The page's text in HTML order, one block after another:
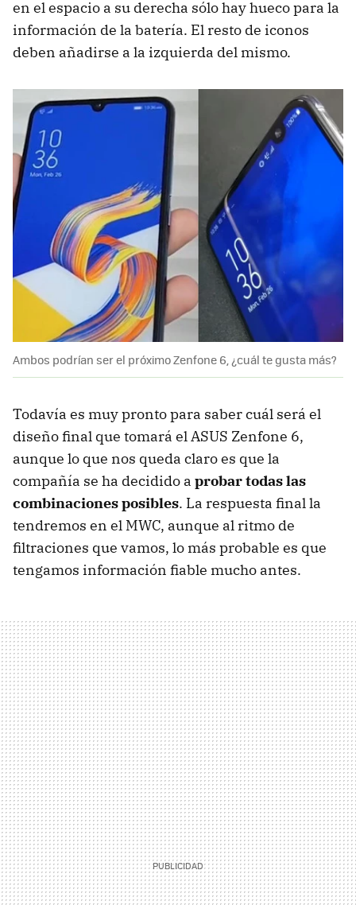
en el espacio a su derecha sólo hay hueco para la
información de la batería. El resto de iconos
deben añadirse a la izquierda del mismo.
Ambos podrían ser el próximo Zenfone 6, ¿cuál te gusta más?
Todavía es muy pronto para saber cuál será el
diseño final que tomará el ASUS Zenfone 6,
aunque lo que nos queda claro es que la
compañía se ha decidido a probar todas las
combinaciones posibles. La respuesta final la
tendremos en el MWC, aunque al ritmo de
filtraciones que vamos, lo más probable es que
tengamos información fiable mucho antes.